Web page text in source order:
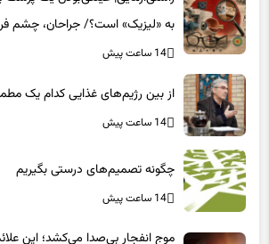
می‌کنند؟
14 ساعت پیش
14 ساعت پیش
14 ساعت پیش
نگیرید